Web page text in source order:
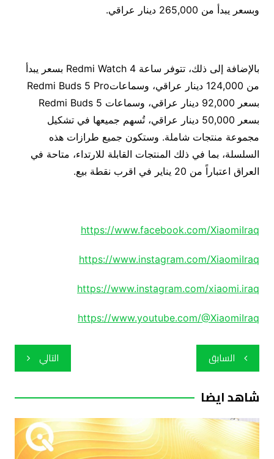
وبسعر يبدأ من 265,000 دينار عراقي.
بالإضافة إلى ذلك، تتوفر ساعة Redmi Watch 4 بسعر يبدأ
من 124,000 دينار عراقي، وسماعاتRedmi Buds 5 Pro
بسعر 92,000 دينار عراقي، وسماعات Redmi Buds 5
بسعر 50,000 دينار عراقي، تُسهم جميعها في تشكيل
مجموعة منتجات شاملة. وستكون جميع طرازات هذه
السلسلة، بما في ذلك المنتجات القابلة للارتداء، متاحة في
العراق اعتباراً من 20 يناير في اقرب نقطة بيع.
https://www.facebook.com/XiaomiIraq
https://www.instagram.com/XiaomiIraq
https://www.instagram.com/xiaomi.iraq
https://www.youtube.com/@XiaomiIraq
تصفّح
المقالات
السابق التالي
شاهد ايضا